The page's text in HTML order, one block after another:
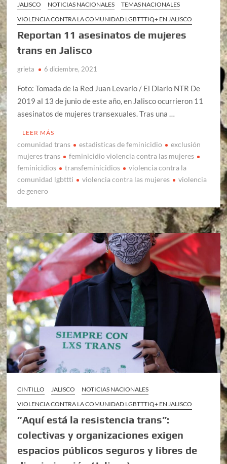
JALISCO
NOTICIAS NACIONALES
TEMAS NACIONALES
VIOLENCIA CONTRA LA COMUNIDAD LGBTTTIQ+ EN JALISCO
Reportan 11 asesinatos de mujeres
trans en Jalisco
grieta 6 diciembre, 2021
Foto: Tomada de la Red Juan Levario / El Diario NTR De
2019 al 13 de junio de este año, en Jalisco ocurrieron 11
asesinatos de mujeres transexuales. Tras una …
LEER MÁS
comunidad trans estadisticas de feminicidio
exclusión
mujeres trans
feminicidio violencia contra las mujeres
feminicidios
transfeminicidios
violencia contra la
comunidad lgbttti
violencia contra las mujeres
violencia
de genero
CINTILLO JALISCO
NOTICIAS NACIONALES
VIOLENCIA CONTRA LA COMUNIDAD LGBTTTIQ+ EN JALISCO
“Aquí está la resistencia trans”:
colectivas y organizaciones exigen
espacios públicos seguros y libres de